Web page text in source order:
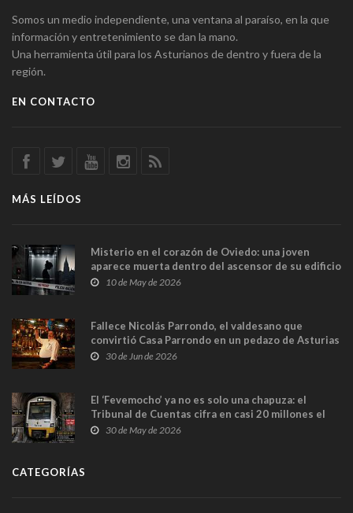
Somos un medio independiente, una ventana al paraíso, en la que
información y entretenimiento se dan la mano.
Una herramienta útil para los Asturianos de dentro y fuera de la
región.
EN CONTACTO
MÁS LEÍDOS
Misterio en el corazón de Oviedo: una joven
aparece muerta dentro del ascensor de su edificio
y las cámaras captan sus últimos minutos
10 de May de 2026
Fallece Nicolás Parrondo, el valdesano que
convirtió Casa Parrondo en un pedazo de Asturias
en Madrid
30 de Jun de 2026
El ‘Fevemocho’ ya no es solo una chapuza: el
Tribunal de Cuentas cifra en casi 20 millones el
sobrecoste de los trenes que no cabían por los
30 de May de 2026
CATEGORÍAS